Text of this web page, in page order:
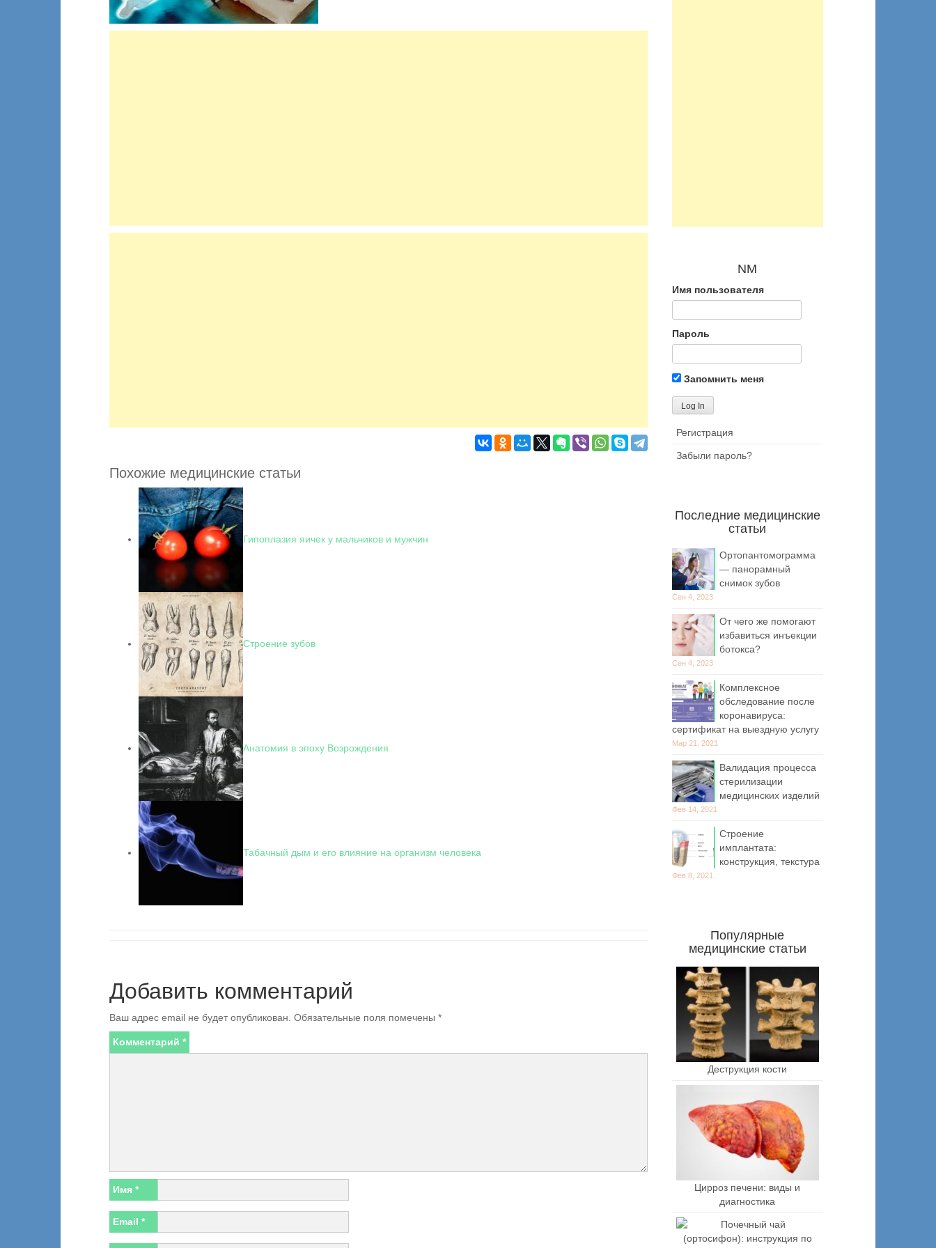
Похожие медицинские статьи
Гипоплазия яичек у мальчиков и мужчин
Строение зубов
Анатомия в эпоху Возрождения
Табачный дым и его влияние на организм человека
Добавить комментарий
Ваш адрес email не будет опубликован. Обязательные поля помечены *
Комментарий *
Имя *
Email *
NM
Имя пользователя
Пароль
Запомнить меня
Регистрация
Забыли пароль?
Последние медицинские
статьи
Ортопантомограмма
— панорамный
снимок зубов
Сен 4, 2023
От чего же помогают
избавиться инъекции
ботокса?
Сен 4, 2023
Комплексное
обследование после
коронавируса:
сертификат на выездную услугу
Мар 21, 2021
Валидация процесса
стерилизации
медицинских изделий
Фев 14, 2021
Строение
имплантата:
конструкция, текстура
Фев 8, 2021
Популярные
медицинские статьи
Деструкция кости
Цирроз печени: виды и
диагностика